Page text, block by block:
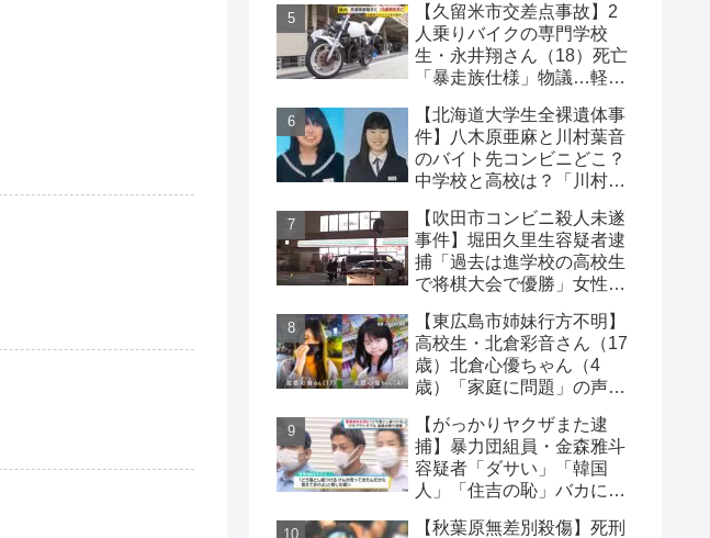
の声
【久留米市交差点事故】2
人乗りバイクの専門学校
生・永井翔さん（18）死亡
「暴走族仕様」物議…軽自
【北海道大学生全裸遺体事
件】八木原亜麻と川村葉音
のバイト先コンビニどこ？
中学校と高校は？「川村の
氏」の声も
【吹田市コンビニ殺人未遂
事件】堀田久里生容疑者逮
捕「過去は進学校の高校生
で将棋大会で優勝」女性切
【東広島市姉妹行方不明】
高校生・北倉彩音さん（17
歳）北倉心優ちゃん（4
歳）「家庭に問題」の声…
【がっかりヤクザまた逮
捕】暴力団組員・金森雅斗
容疑者「ダサい」「韓国
人」「住吉の恥」バカにさ
【秋葉原無差別殺傷】死刑